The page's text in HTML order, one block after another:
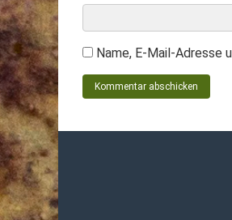
Name, E-Mail-Adresse